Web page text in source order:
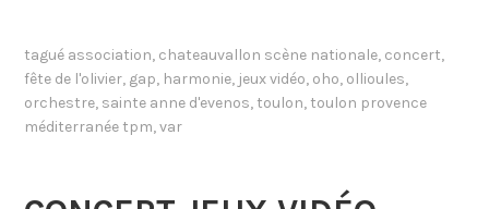
tagué association, chateauvallon scène nationale, concert,
fête de l'olivier, gap, harmonie, jeux vidéo, oho, ollioules,
orchestre, sainte anne d'evenos, toulon, toulon provence
méditerranée tpm,var